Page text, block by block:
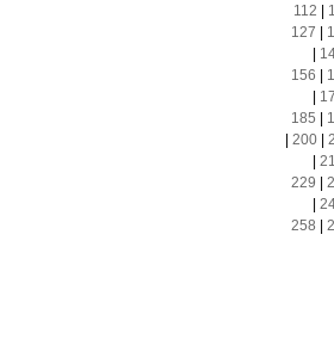
112
127
156
185
200|
229
258